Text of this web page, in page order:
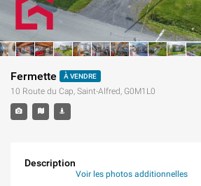
Fermette À VENDRE
10 Route du Cap, Saint-Alfred, G0M1L0
Description
Voir les photos additionnelles